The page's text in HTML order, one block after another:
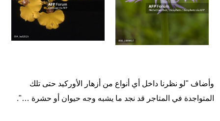
وأضاف "لو نظرنا داخل أي أنواع من أزهار الأوركيد حتى تلك
المتواجدة في المتاجر قد نجد ما يشبه وجه حيوان أو حشرة …".